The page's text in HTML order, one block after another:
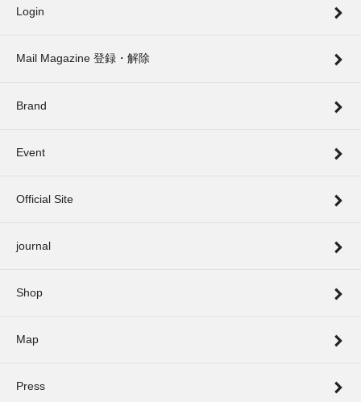
Login
Mail Magazine 登録・解除
Brand
Event
Official Site
journal
Shop
Map
Press